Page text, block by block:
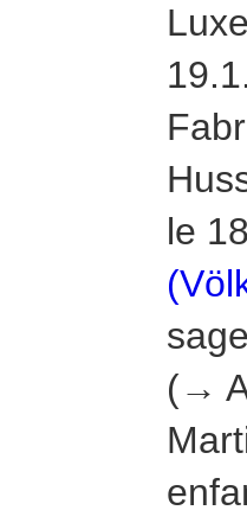
le
(→